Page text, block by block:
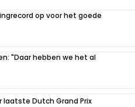
op voor het goede
"Daar hebben we het al
laatste Dutch Grand Prix